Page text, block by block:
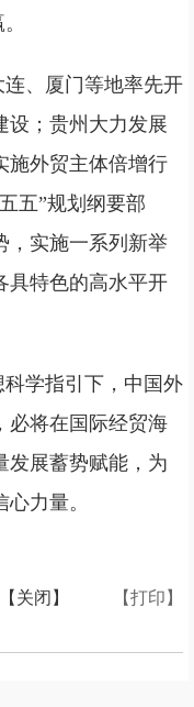
、厦门等地率先开
设；贵州大力发展
施外贸主体倍增行
五”规划纲要部
，实施一系列新举
具特色的高水平开
学指引下，中国外
必将在国际经贸海
发展蓄势赋能，为
力量。
【打印】
【关闭】